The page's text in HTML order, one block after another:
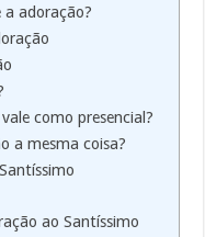
a adoração?
como presencial?
a mesma coisa?
ao Santíssimo